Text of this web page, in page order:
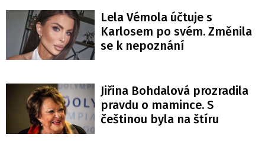
Lela Vémola účtuje s
Karlosem po svém. Změnila
se k nepoznání
Jiřina Bohdalová prozradila
pravdu o mamince. S
češtinou byla na štíru